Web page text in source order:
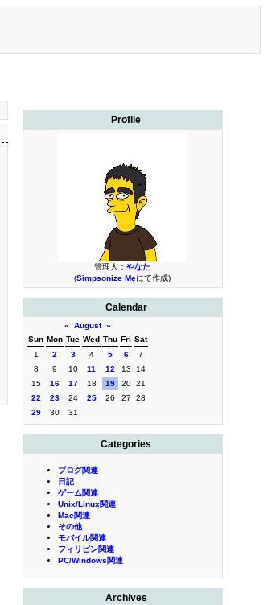
Profile
管理人： やなた
(Simpsonize Meにて作成)
Calendar
« August »
Sun Mon Tue Wed Thu Fri Sat
1
2 3 4 5 6
7
8
9 10 11 12 13
14
15
16 17 18 19 20 21
22
23 24 25 26 27
28
29
30 31
Categories
ブログ関連
日記
ゲーム関連
Unix/Linux関連
Mac関連
その他
モバイル関連
フィリピン関連
PC/Windows関連
Archives